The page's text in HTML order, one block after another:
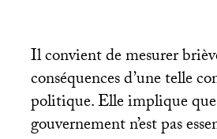
Il convient de mesurer
conséquences d’une telle
politique. Elle implique
gouvernement n’est pas